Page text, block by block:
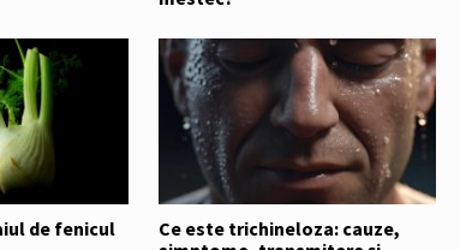
de fenicul
Ce este trichineloza: cauze,